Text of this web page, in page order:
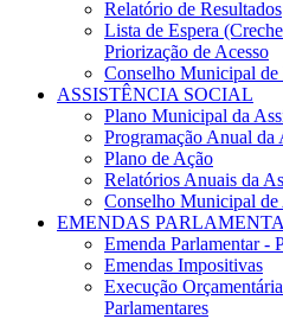
Relatório de Resultados
Lista de Espera
Priorização de Acesso
Conselho Municipal de
ASSISTÊNCIA SOCIAL
Plano Municipal da
Programação Anual da
Plano de Ação
Relatórios Anuais da
Conselho Municipal de
EMENDAS
Emenda Parlamentar -
Emendas Impositivas
Execução
Parlamentares